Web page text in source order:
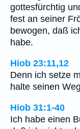
gottesfürchtig
fest an seiner
bewogen, daß
habe.
Hiob 23:11,12
Denn ich setze
halte seinen
Hiob 31:1-40
Ich habe einen